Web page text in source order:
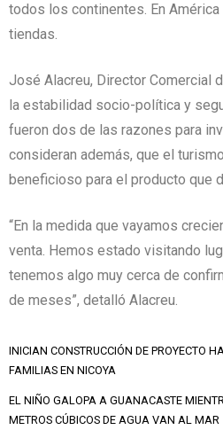
todos los continentes. En
tiendas.
José Alacreu, Director Comercial
la estabilidad socio-política y
fueron dos de las razones para
consideran además, que el
beneficioso para el producto que
“En la medida que vayamos
venta. Hemos estado visitando
tenemos algo muy cerca de
de meses”, detalló Alacreu.
INICIAN CONSTRUCCIÓN DE PROYECTO
FAMILIAS EN NICOYA
EL NIÑO GALOPA A GUANACASTE
METROS CÚBICOS DE AGUA VAN AL MAR